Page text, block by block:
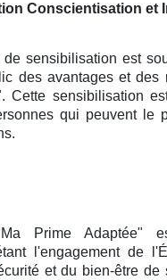
Conscientisation et
de sensibilisation est
des avantages et des
Cette sensibilisation
qui peuvent le
Prime Adaptée"
l'engagement de
et du bien-être de